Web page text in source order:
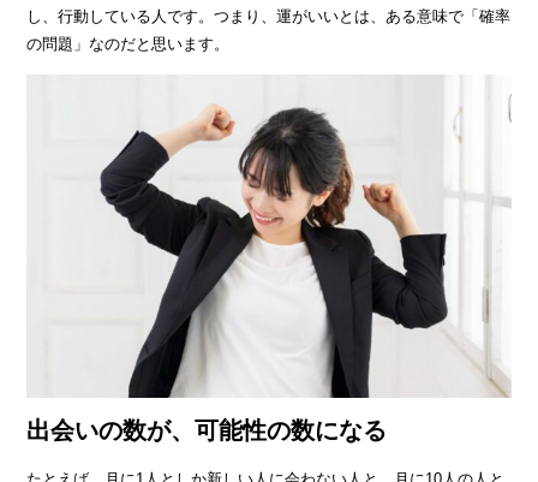
し、行動している人です。つまり、運がいいとは、ある意味で「確率
の問題」なのだと思います。
出会いの数が、可能性の数になる